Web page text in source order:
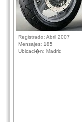
Registrado: Abril 2007
Mensajes: 185
Ubicaci�n: Madrid